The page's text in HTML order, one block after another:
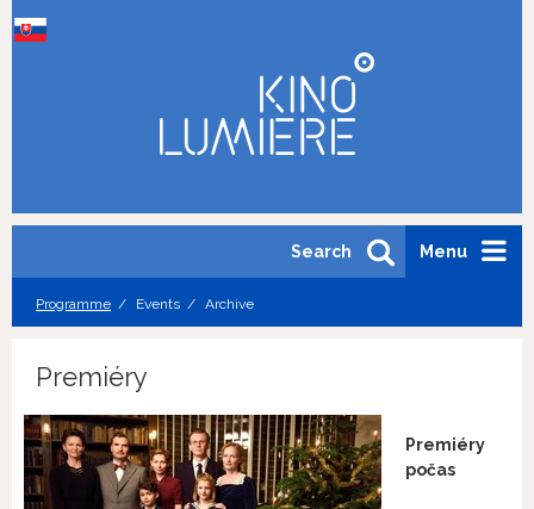
Menu
Search
Programme Events Archive
Premiéry
Premiéry
počas